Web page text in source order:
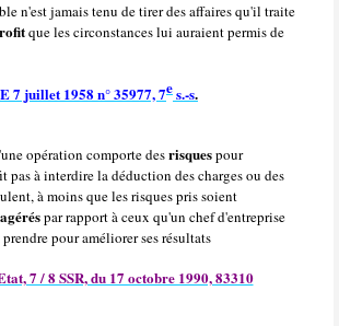
n'est jamais tenu de tirer des affaires qu'il traite
que les circonstances lui auraient permis de
7 juillet 1958 n° 35977, 7es.-s.
opération comporte desrisquespour
pas à interdire la déduction des charges ou des
à moins que les risques pris soient
par rapport à ceux qu'un chef d'entreprise
pour améliorer ses résultats
7 / 8 SSR, du 17 octobre 1990, 83310